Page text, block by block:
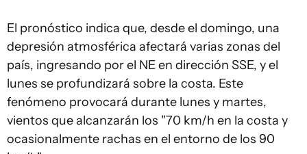
El pronóstico indica que, desde el domingo, una
depresión atmosférica afectará varias zonas del
país, ingresando por el NE en dirección SSE, y el
lunes se profundizará sobre la costa. Este
fenómeno provocará durante lunes y martes,
vientos que alcanzarán los "70 km/h en la costa y
ocasionalmente rachas en el entorno de los 90